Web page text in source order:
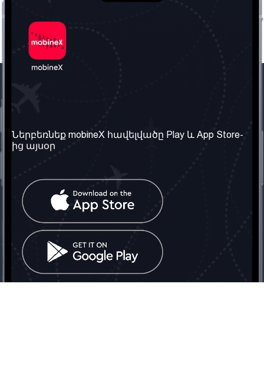
Մեր մասին
Մեր ծառայությունները
Պայմաններ և դրույթներ
Հաճախ տրվող հարցեր
Կապ մեզ հետ
Միացյալ
Թագավորություն: Մենք
գործընկեր ենք
փնտրում
Հայաստանում
Տարածել
սոցիալական
ցանցում
Ներբեռնեք mobineX հավելվածը Play և App Store-
ից այսօր